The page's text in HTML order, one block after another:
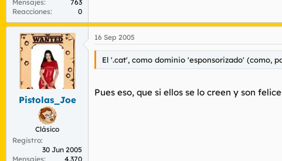
Mensajes
763
Reacciones
0
Pistolas_Joe
Clásico
Registro
30 Jun 2005
Mensajes
4.370
16 Sep 2005
El '.cat', como dominio 'esponsorizado' (como,
Pues eso, que si ellos se lo creen y son